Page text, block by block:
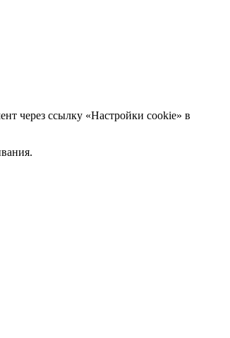
через ссылку «Настройки cookie» в